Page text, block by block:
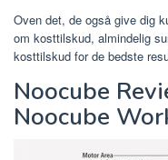
Oven det, de også give dig
om kosttilskud, almindelig
kosttilskud for de bedste
Noocube
Noocube